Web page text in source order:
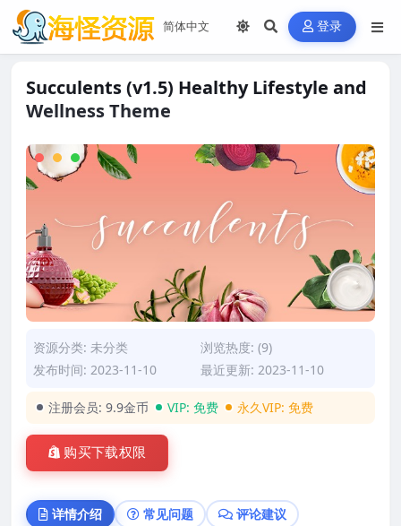
登录
Succulents (v1.5) Healthy Lifestyle and
Wellness Theme
资源分类: 未分类
浏览热度: (9)
发布时间: 2023-11-10
最近更新: 2023-11-10
注册会员: 9.9金币 VIP: 免费 永久VIP: 免费
购买下载权限
详情介绍 常见问题 评论建议